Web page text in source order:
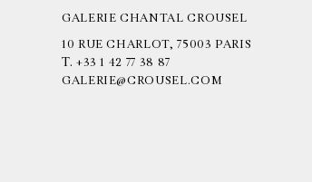
GALERIE CHANTAL CROUSEL
10 RUE CHARLOT, 75003 PARIS
T. +33 1 42 77 38 87
GALERIE@CROUSEL.COM